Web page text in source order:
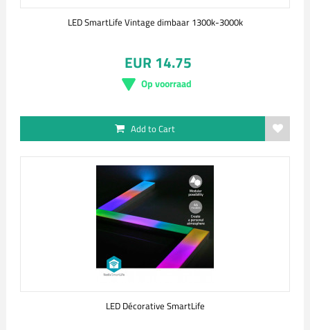
LED SmartLife Vintage dimbaar 1300k-3000k
EUR 14.75
Op voorraad
Add to Cart
LED Décorative SmartLife